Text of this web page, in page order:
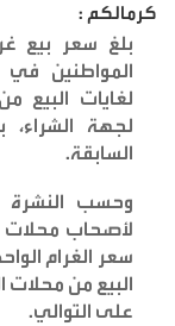
كرمالكم :
السابقة.
وحسب النشرة
لأصحاب محلات
على التوالي.